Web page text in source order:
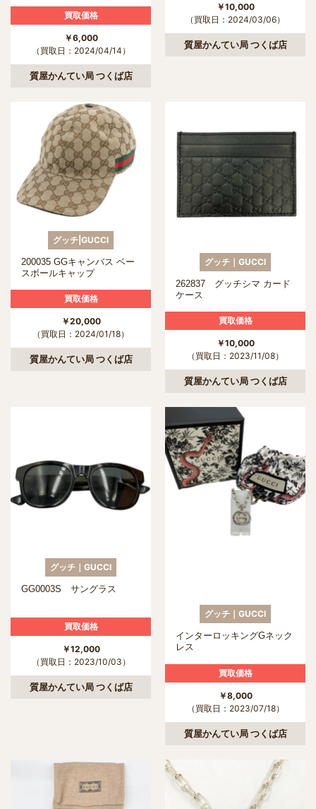
買取価格
￥6,000
（買取日：2024/04/14）
質屋かんてい局 つくば店
￥10,000
（買取日：2024/03/06）
質屋かんてい局 つくば店
グッチ|GUCCI
200035 GGキャンバス ベー
スボールキャップ
買取価格
￥20,000
（買取日：2024/01/18）
質屋かんてい局 つくば店
グッチ｜GUCCI
262837 グッチシマ カード
ケース
買取価格
￥10,000
（買取日：2023/11/08）
質屋かんてい局 つくば店
グッチ｜GUCCI
GG0003S サングラス
買取価格
￥12,000
（買取日：2023/10/03）
質屋かんてい局 つくば店
グッチ｜GUCCI
インターロッキングGネック
レス
買取価格
￥8,000
（買取日：2023/07/18）
質屋かんてい局 つくば店